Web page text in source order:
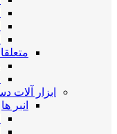
ابزار آلات
انبر ها